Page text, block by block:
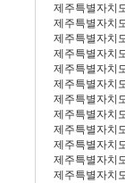
제주특별자치
제주특별자치
제주특별자치
제주특별자치
제주특별자치
제주특별자치
제주특별자치
제주특별자치
제주특별자치
제주특별자치
제주특별자치
제주특별자치